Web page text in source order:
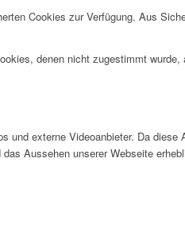
Cookies zur Verfügung. Aus
denen nicht zugestimmt
externe Videoanbieter. Da
Aussehen unserer Webseite